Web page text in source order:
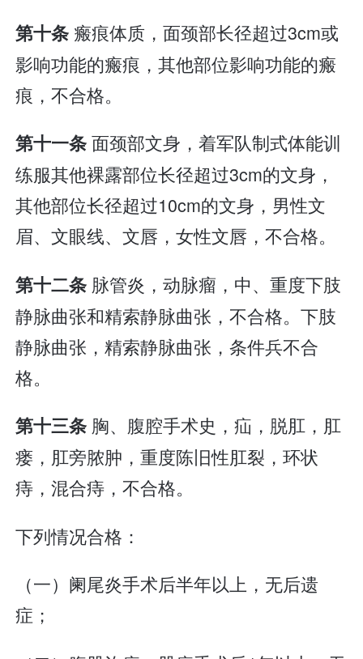
第十条 瘢痕体质，面颈部长径超过3cm或
影响功能的瘢痕，其他部位影响功能的瘢
痕，不合格。
第十一条面颈部文身，着军队制式体能训
练服其他裸露部位长径超过3cm的文身，
其他部位长径超过10cm的文身，男性文
眉、文眼线、文唇，女性文唇，不合格。
第十二条 脉管炎，动脉瘤，中、重度下肢
静脉曲张和精索静脉曲张，不合格。下肢
静脉曲张，精索静脉曲张，条件兵不合
格。
第十三条 胸、腹腔手术史，疝，脱肛，肛
瘘，肛旁脓肿，重度陈旧性肛裂，环状
痔，混合痔，不合格。
下列情况合格：
（一）阑尾炎手术后半年以上，无后遗
症；